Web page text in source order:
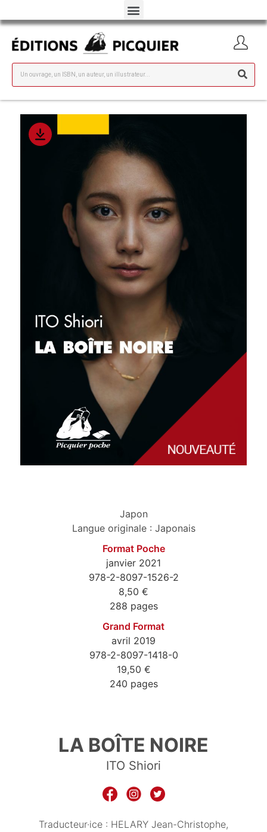
Japon
Langue originale : Japonais
Format Poche
janvier 2021
978-2-8097-1526-2
8,50 €
288 pages
Grand Format
avril 2019
978-2-8097-1418-0
19,50 €
240 pages
LA BOÎTE NOIRE
ITO Shiori
Traducteur·ice : HELARY Jean-Christophe